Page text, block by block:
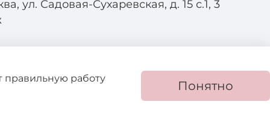
ул. Садовая-Сухаревская, д. 15 с.1, 3
правильную работу
Понятно